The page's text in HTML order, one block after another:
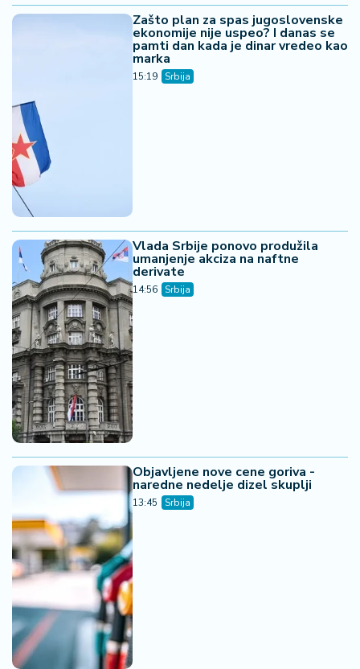
Zašto plan za spas jugoslovenske
ekonomije nije uspeo? I danas se
pamti dan kada je dinar vredeo kao
marka
15:19 Srbija
Vlada Srbije ponovo produžila
umanjenje akciza na naftne
derivate
14:56 Srbija
Objavljene nove cene goriva -
naredne nedelje dizel skuplji
13:45 Srbija